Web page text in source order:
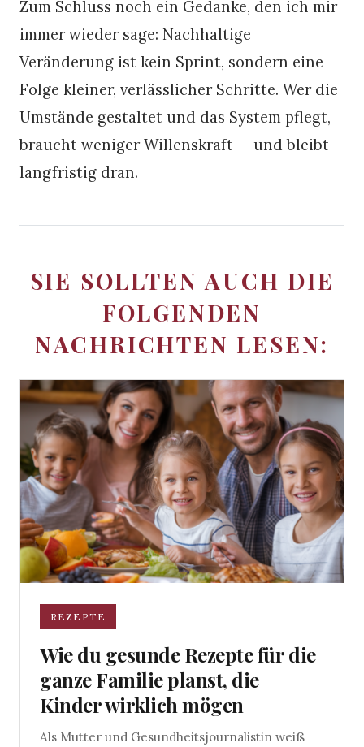
Zum Schluss noch ein Gedanke, den ich mir
immer wieder sage: Nachhaltige
Veränderung ist kein Sprint, sondern eine
Folge kleiner, verlässlicher Schritte. Wer die
Umstände gestaltet und das System pflegt,
braucht weniger Willenskraft — und bleibt
langfristig dran.
SIE SOLLTEN AUCH DIE
FOLGENDEN
NACHRICHTEN LESEN:
REZEPTE
Wie du gesunde Rezepte für die
ganze Familie planst, die
Kinder wirklich mögen
Als Mutter und Gesundheitsjournalistin weiß